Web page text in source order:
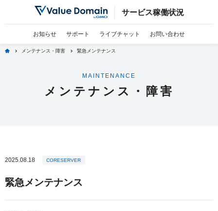
サービス稼働状況
お知らせ サポート ライブチャット お問い合わせ
home メンテナンス・障害 緊急メンテナンス
MAINTENANCE
メンテナンス・障害
2025.08.18 CORESERVER
緊急メンテナンス